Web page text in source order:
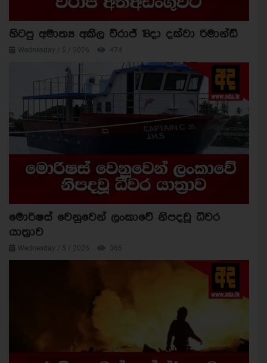
හිටපු අමාත්‍ය අකිල විරාජ් 18දා දක්වා රිමාන්ඩ්
Wednesday / 5 / 2026 474
මොරිෂස් වෙනුවෙන් ලංකාවේ නිපදවූ ධීවර
යාත්‍රාව
Wednesday / 5 / 2026 366